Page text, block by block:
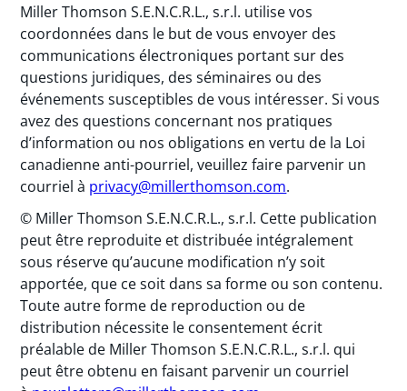
Miller Thomson S.E.N.C.R.L., s.r.l. utilise vos
coordonnées dans le but de vous envoyer des
communications électroniques portant sur des
questions juridiques, des séminaires ou des
événements susceptibles de vous intéresser. Si vous
avez des questions concernant nos pratiques
d’information ou nos obligations en vertu de la Loi
canadienne anti-pourriel, veuillez faire parvenir un
courriel à privacy@millerthomson.com.
© Miller Thomson S.E.N.C.R.L., s.r.l. Cette publication
peut être reproduite et distribuée intégralement
sous réserve qu’aucune modification n’y soit
apportée, que ce soit dans sa forme ou son contenu.
Toute autre forme de reproduction ou de
distribution nécessite le consentement écrit
préalable de Miller Thomson S.E.N.C.R.L., s.r.l. qui
peut être obtenu en faisant parvenir un courriel